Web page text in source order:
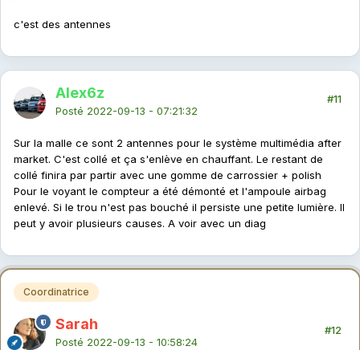
c'est des antennes
Alex6z
Posté 2022-09-13 - 07:21:32
#11
Sur la malle ce sont 2 antennes pour le système multimédia after
market. C'est collé et ça s'enlève en chauffant. Le restant de
collé finira par partir avec une gomme de carrossier + polish
Pour le voyant le compteur a été démonté et l'ampoule airbag
enlevé. Si le trou n'est pas bouché il persiste une petite lumière. Il
peut y avoir plusieurs causes. A voir avec un diag
Coordinatrice
Sarah
Posté 2022-09-13 - 10:58:24
#12